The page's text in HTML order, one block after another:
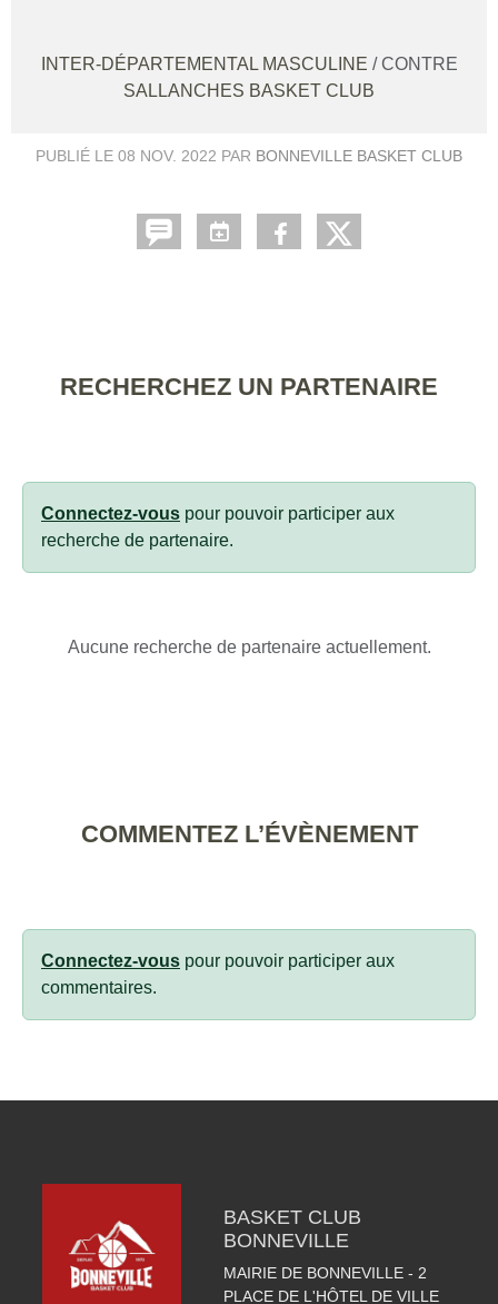
INTER-DÉPARTEMENTAL MASCULINE / CONTRE
SALLANCHES BASKET CLUB
PUBLIÉ LE 08 NOV. 2022 PAR BONNEVILLE BASKET CLUB
RECHERCHEZ UN PARTENAIRE
Connectez-vous pour pouvoir participer aux
recherche de partenaire.
Aucune recherche de partenaire actuellement.
COMMENTEZ L’ÉVÈNEMENT
Connectez-vous pour pouvoir participer aux
commentaires.
BASKET CLUB
BONNEVILLE
MAIRIE DE BONNEVILLE - 2
PLACE DE L'HÔTEL DE VILLE